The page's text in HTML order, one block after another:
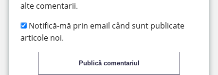
alte comentarii.
Notifică-mă prin email când sunt publicate
articole noi.
Publică comentariul